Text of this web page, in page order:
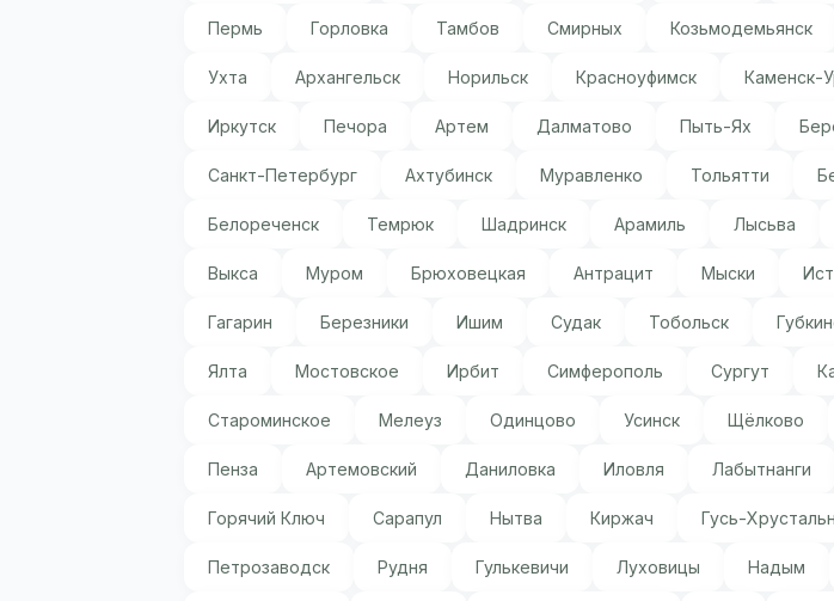
Пермь Горловка Тамбов Смирных Козьмодемьянск
Ухта Архангельск Норильск Красноуфимск Каменск-
Иркутск Печора Артем Далматово Пыть-Ях
Санкт-Петербург Ахтубинск Муравленко Тольятти
Белореченск Темрюк Шадринск Арамиль Лысьва
Выкса Муром Брюховецкая Антрацит Мыски
Гагарин Березники Ишим Судак Тобольск
Ялта Мостовское Ирбит Симферополь Сургут
Староминское Мелеуз Одинцово Усинск Щёлково
Пенза Артемовский Даниловка Иловля Лабытнанги
Горячий Ключ Сарапул Нытва Киржач Гусь-
Петрозаводск Рудня Гулькевичи Луховицы Надым